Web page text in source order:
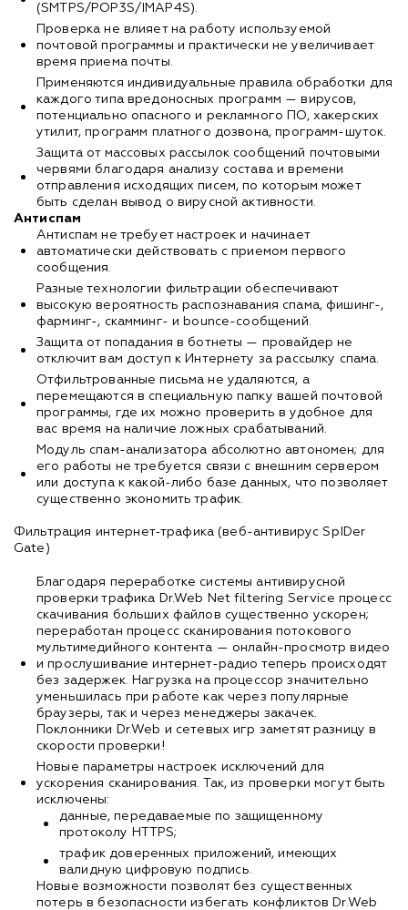
(SMTPS/POP3S/IMAP4S).
Проверка не влияет на работу используемой
почтовой программы и практически не увеличивает
время приема почты.
Применяются индивидуальные правила обработки для
каждого типа вредоносных программ — вирусов,
потенциально опасного и рекламного ПО, хакерских
утилит, программ платного дозвона, программ-шуток.
Защита от массовых рассылок сообщений почтовыми
червями благодаря анализу состава и времени
отправления исходящих писем, по которым может
быть сделан вывод о вирусной активности.
Антиспам
Антиспам не требует настроек и начинает
автоматически действовать с приемом первого
сообщения.
Разные технологии фильтрации обеспечивают
высокую вероятность распознавания спама, фишинг-,
фарминг-, скамминг- и bounce-сообщений.
Защита от попадания в ботнеты — провайдер не
отключит вам доступ к Интернету за рассылку спама.
Отфильтрованные письма не удаляются, а
перемещаются в специальную папку вашей почтовой
программы, где их можно проверить в удобное для
вас время на наличие ложных срабатываний.
Модуль спам-анализатора абсолютно автономен; для
его работы не требуется связи с внешним сервером
или доступа к какой-либо базе данных, что позволяет
существенно экономить трафик.
Фильтрация интернет-трафика (веб-антивирус SpIDer
Gate)
Благодаря переработке системы антивирусной
проверки трафика Dr.Web Net filtering Service процесс
скачивания больших файлов существенно ускорен;
переработан процесс сканирования потокового
мультимедийного контента — онлайн-просмотр видео
и прослушивание интернет-радио теперь происходят
без задержек. Нагрузка на процессор значительно
уменьшилась при работе как через популярные
браузеры, так и через менеджеры закачек.
Поклонники Dr.Web и сетевых игр заметят разницу в
скорости проверки!
Новые параметры настроек исключений для
ускорения сканирования. Так, из проверки могут быть
исключены:
данные, передаваемые по защищенному
протоколу HTTPS;
трафик доверенных приложений, имеющих
валидную цифровую подпись.
Новые возможности позволят без существенных
потерь в безопасности избегать конфликтов Dr.Web